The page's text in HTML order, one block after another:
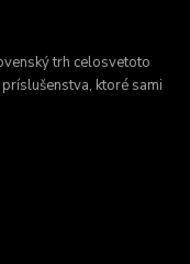
trh celosvetoto
ktoré sami